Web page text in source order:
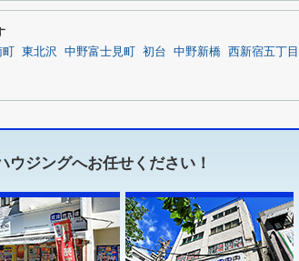
東北沢 中野富士見町 初台 中野新橋 西新宿五丁目
ジングへお任せください！